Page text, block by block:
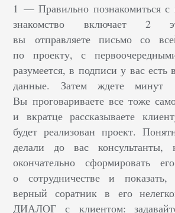
1 —Правильно познакомитьсяс
знакомство включает 2
вы отправляете письмо со
по проекту, с
разумеется, в подписи у вас есть
данные. Затем ждете минут
Вы проговариваете все тоже
и вкратце рассказываете
будет реализован проект.
делали до вас
окончательно сформировать
о сотрудничестве и
верный соратник в его
ДИАЛОГ с клиентом: